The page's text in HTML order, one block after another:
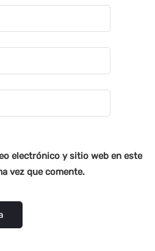
electrónico y sitio web en este
vez que comente.